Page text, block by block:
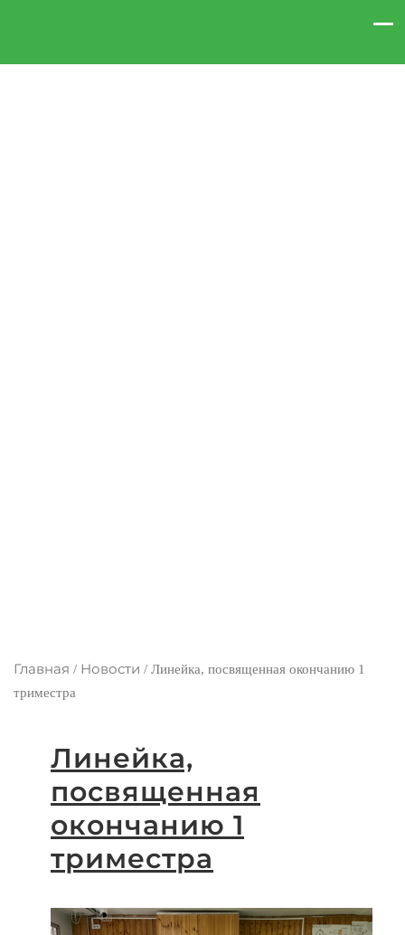
Главная / Новости / Линейка, посвященная окончанию 1
триместра
Линейка,
посвященная
окончанию 1
триместра